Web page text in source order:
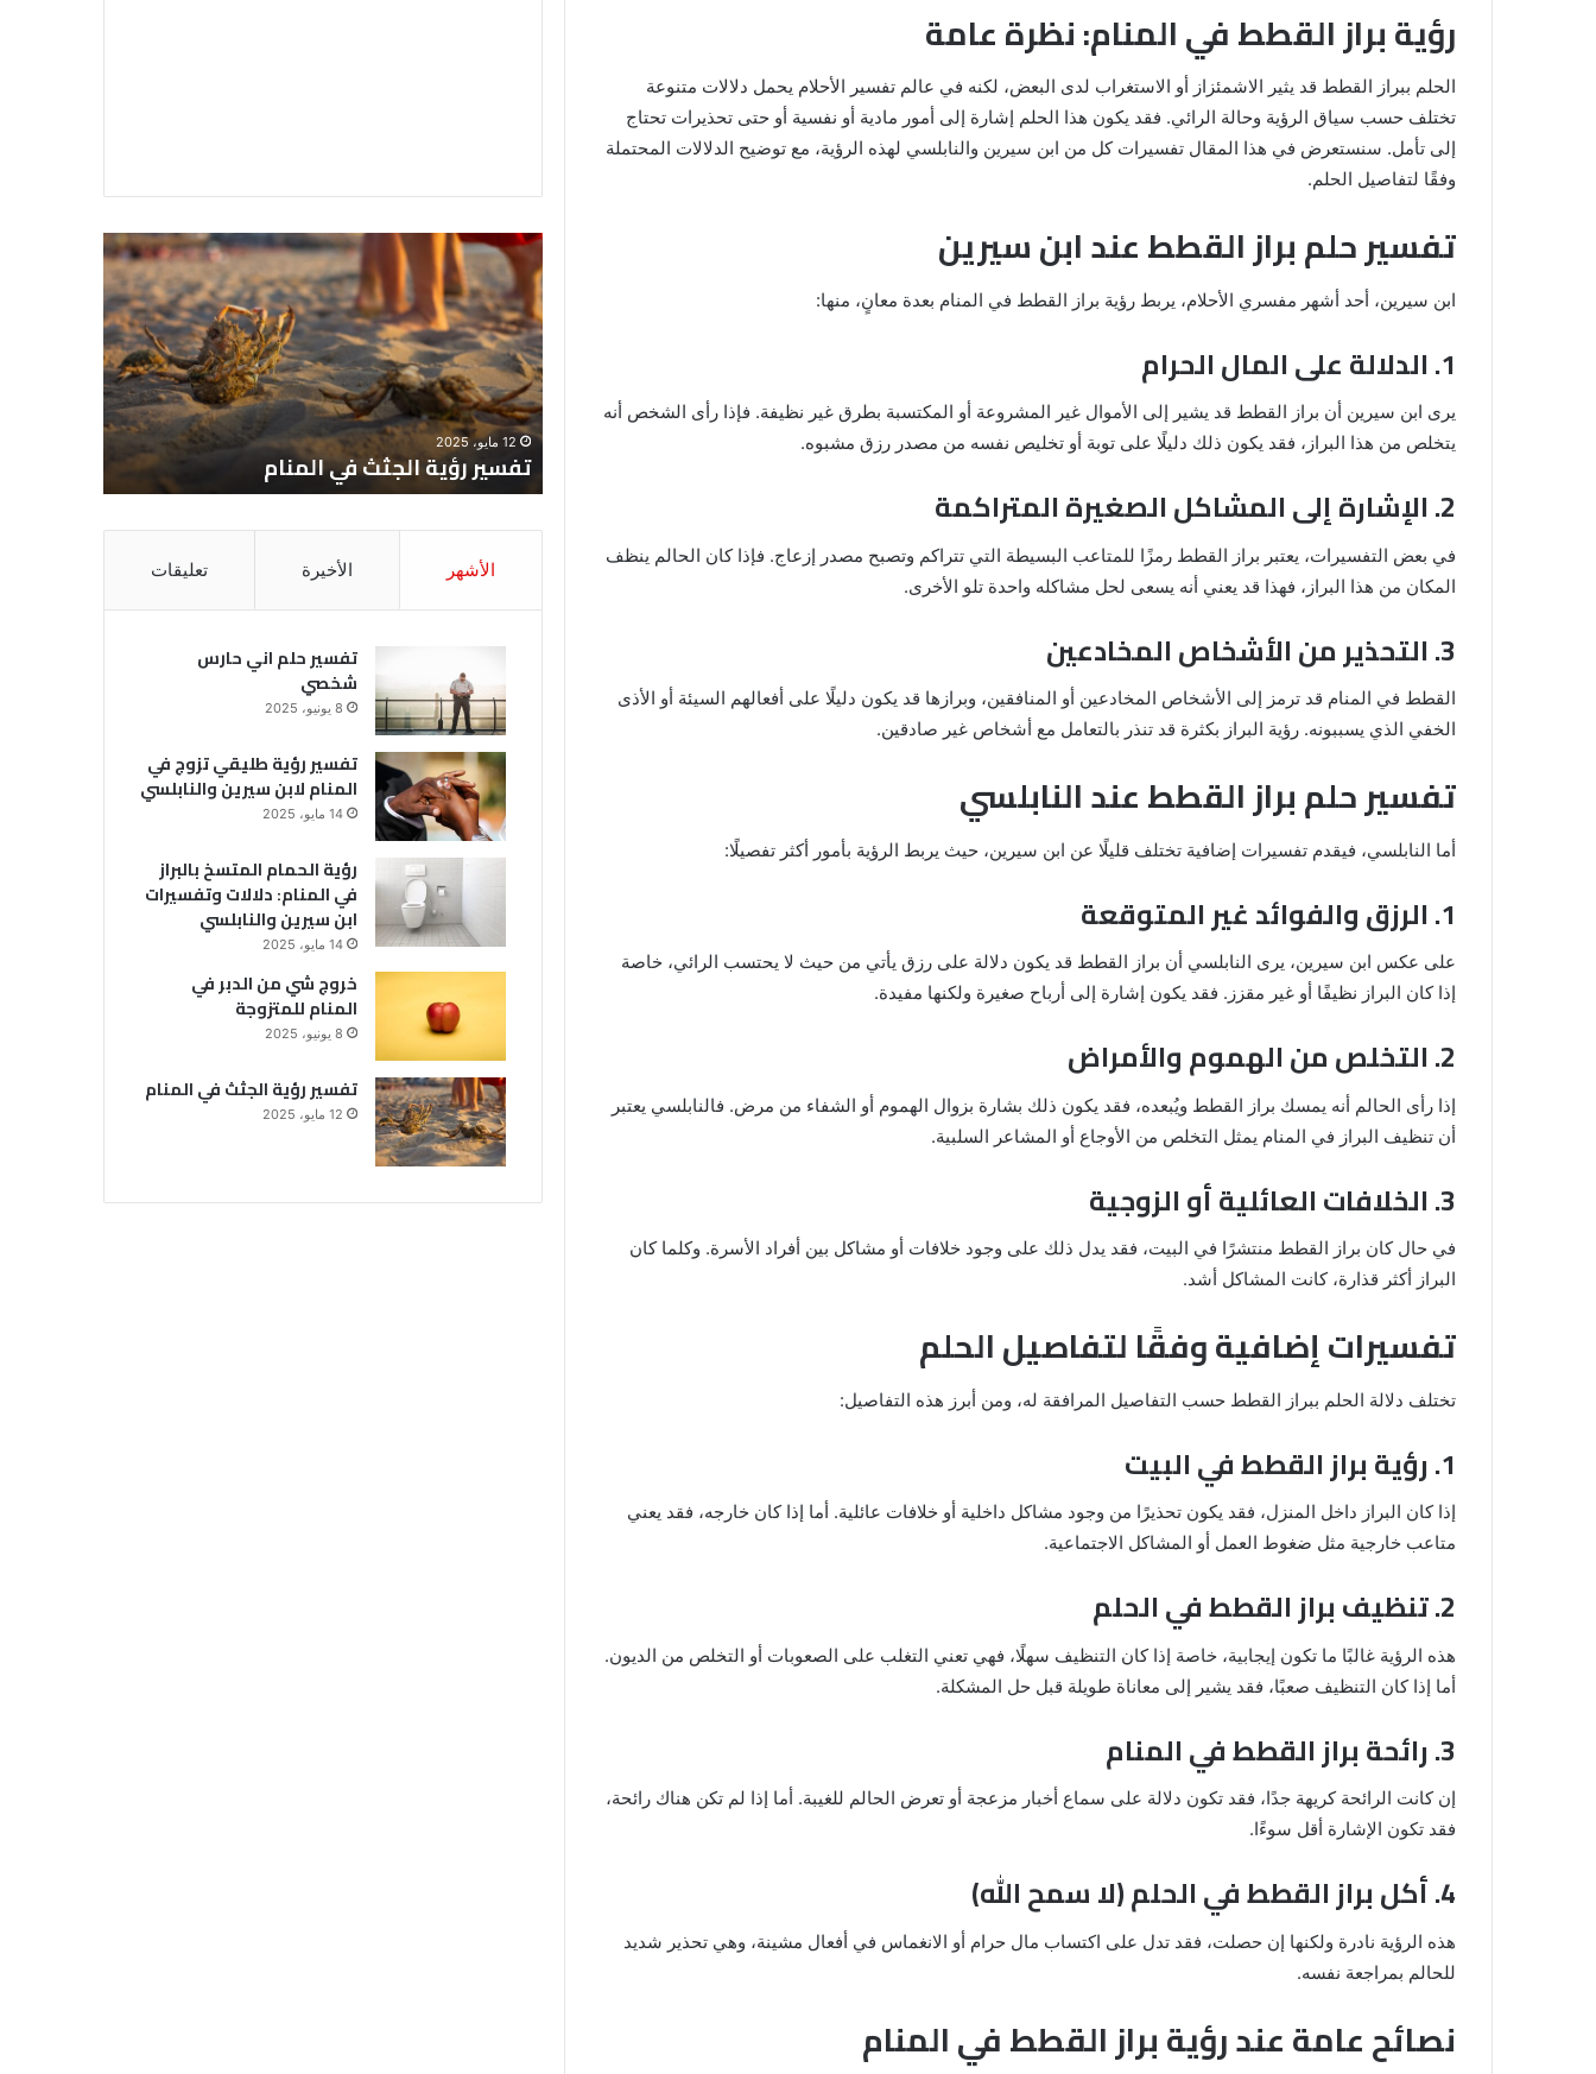
رؤية براز القطط في المنام: نظرة عامة
الحلم ببراز القطط قد يثير الاشمئزاز أو الاستغراب لدى البعض، لكنه في عالم تفسير الأحلام يحمل دلالات متنوعة
تختلف حسب سياق الرؤية وحالة الرائي. فقد يكون هذا الحلم إشارة إلى أمور مادية أو نفسية أو حتى تحذيرات تحتاج
إلى تأمل. سنستعرض في هذا المقال تفسيرات كل من ابن سيرين والنابلسي لهذه الرؤية، مع توضيح الدلالات المحتملة
وفقًا لتفاصيل الحلم.
تفسير حلم براز القطط عند ابن سيرين
ابن سيرين، أحد أشهر مفسري الأحلام، يربط رؤية براز القطط في المنام بعدة معانٍ، منها:
1. الدلالة على المال الحرام
يرى ابن سيرين أن براز القطط قد يشير إلى الأموال غير المشروعة أو المكتسبة بطرق غير نظيفة. فإذا رأى الشخص أنه
يتخلص من هذا البراز، فقد يكون ذلك دليلًا على توبة أو تخليص نفسه من مصدر رزق مشبوه.
2. الإشارة إلى المشاكل الصغيرة المتراكمة
في بعض التفسيرات، يعتبر براز القطط رمزًا للمتاعب البسيطة التي تتراكم وتصبح مصدر إزعاج. فإذا كان الحالم ينظف
المكان من هذا البراز، فهذا قد يعني أنه يسعى لحل مشاكله واحدة تلو الأخرى.
3. التحذير من الأشخاص المخادعين
القطط في المنام قد ترمز إلى الأشخاص المخادعين أو المنافقين، وبرازها قد يكون دليلًا على أفعالهم السيئة أو الأذى
الخفي الذي يسببونه. رؤية البراز بكثرة قد تنذر بالتعامل مع أشخاص غير صادقين.
تفسير حلم براز القطط عند النابلسي
أما النابلسي، فيقدم تفسيرات إضافية تختلف قليلًا عن ابن سيرين، حيث يربط الرؤية بأمور أكثر تفصيلًا:
1. الرزق والفوائد غير المتوقعة
على عكس ابن سيرين، يرى النابلسي أن براز القطط قد يكون دلالة على رزق يأتي من حيث لا يحتسب الرائي، خاصة
إذا كان البراز نظيفًا أو غير مقزز. فقد يكون إشارة إلى أرباح صغيرة ولكنها مفيدة.
2. التخلص من الهموم والأمراض
إذا رأى الحالم أنه يمسك براز القطط ويُبعده، فقد يكون ذلك بشارة بزوال الهموم أو الشفاء من مرض. فالنابلسي يعتبر
أن تنظيف البراز في المنام يمثل التخلص من الأوجاع أو المشاعر السلبية.
3. الخلافات العائلية أو الزوجية
في حال كان براز القطط منتشرًا في البيت، فقد يدل ذلك على وجود خلافات أو مشاكل بين أفراد الأسرة. وكلما كان
البراز أكثر قذارة، كانت المشاكل أشد.
تفسيرات إضافية وفقًا لتفاصيل الحلم
تختلف دلالة الحلم ببراز القطط حسب التفاصيل المرافقة له، ومن أبرز هذه التفاصيل:
1. رؤية براز القطط في البيت
إذا كان البراز داخل المنزل، فقد يكون تحذيرًا من وجود مشاكل داخلية أو خلافات عائلية. أما إذا كان خارجه، فقد يعني
متاعب خارجية مثل ضغوط العمل أو المشاكل الاجتماعية.
2. تنظيف براز القطط في الحلم
هذه الرؤية غالبًا ما تكون إيجابية، خاصة إذا كان التنظيف سهلًا، فهي تعني التغلب على الصعوبات أو التخلص من الديون.
أما إذا كان التنظيف صعبًا، فقد يشير إلى معاناة طويلة قبل حل المشكلة.
3. رائحة براز القطط في المنام
إن كانت الرائحة كريهة جدًا، فقد تكون دلالة على سماع أخبار مزعجة أو تعرض الحالم للغيبة. أما إذا لم تكن هناك رائحة،
فقد تكون الإشارة أقل سوءًا.
4. أكل براز القطط في الحلم (لا سمح الله)
هذه الرؤية نادرة ولكنها إن حصلت، فقد تدل على اكتساب مال حرام أو الانغماس في أفعال مشينة، وهي تحذير شديد
للحالم بمراجعة نفسه.
نصائح عامة عند رؤية براز القطط في المنام
رؤية
الحمام
المنام:
وتفسيرات
ابن
والنابلسي
14 مايو، 2025
رؤية الحمام المتسخ بالبراز في المنام:
خروج
شي
من
8 يونيو، 2025
تفسير
رؤية
الجثث
في
المنام
12 مايو، 2025
تفسير رؤية الجثث في المنام
تفسير
اني
حارس
شخصي
الأشهر الأخيرة تعليقات
تفسير حلم اني حارس
شخصي
8 يونيو، 2025
تفسير رؤية طليقي تزوج في
المنام لابن سيرين والنابلسي
14 مايو، 2025
رؤية الحمام المتسخ بالبراز
في المنام: دلالات وتفسيرات
ابن سيرين والنابلسي
14 مايو، 2025
خروج شي من الدبر في
المنام للمتزوجة
8 يونيو، 2025
تفسير رؤية الجثث في المنام
12 مايو، 2025